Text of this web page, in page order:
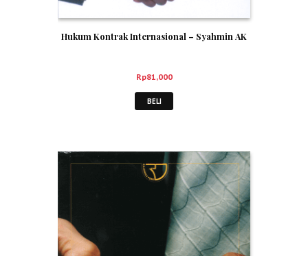
Hukum Kontrak Internasional – Syahmin AK
Rp81,000
BELI